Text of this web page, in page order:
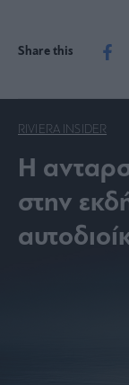
Share this
RIVIERA INSIDER
Η
στην